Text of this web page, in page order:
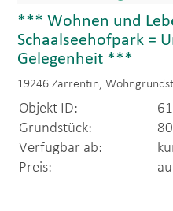
*** Wohnen und
Schaalseehofpark =
Gelegenheit ***
19246 Zarrentin,
Objekt ID:
Grundstück:
Verfügbar ab:
Preis: